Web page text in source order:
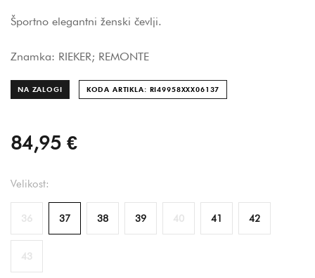
Športno elegantni ženski čevlji.
Znamka: RIEKER; REMONTE
NA ZALOGI KODA ARTIKLA: RI49958XXX061 37
84,95 €
Velikost:
36 37 38 39 40 41 42
43